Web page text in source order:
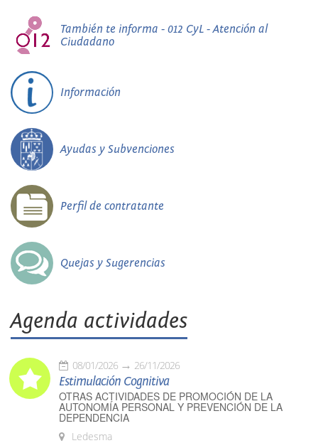
También te informa - 012 CyL - Atención al
Ciudadano
Información
Ayudas y Subvenciones
Perfil de contratante
Quejas y Sugerencias
Agenda actividades
08/01/2026 26/11/2026
Estimulación Cognitiva
OTRAS ACTIVIDADES DE PROMOCIÓN DE LA
AUTONOMÍA PERSONAL Y PREVENCIÓN DE LA
DEPENDENCIA
Ledesma